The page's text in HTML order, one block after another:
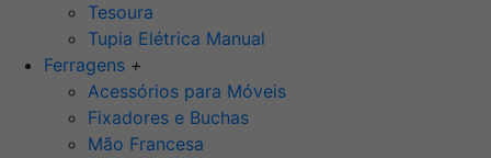
Tesoura
Tupia Elétrica Manual
Ferragens +
Acessórios para Móveis
Fixadores e Buchas
Mão Francesa